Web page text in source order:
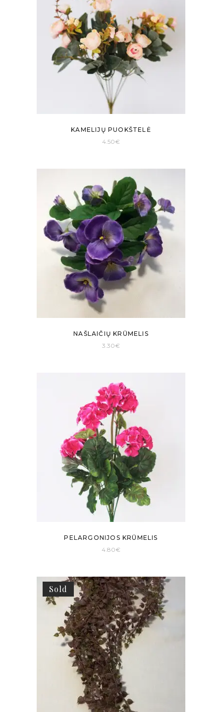
KAMELIJŲ PUOKŠTELĖ
4.50€
NAŠLAIČIŲ KRŪMELIS
3.30€
PELARGONIJOS KRŪMELIS
4.80€
Sold